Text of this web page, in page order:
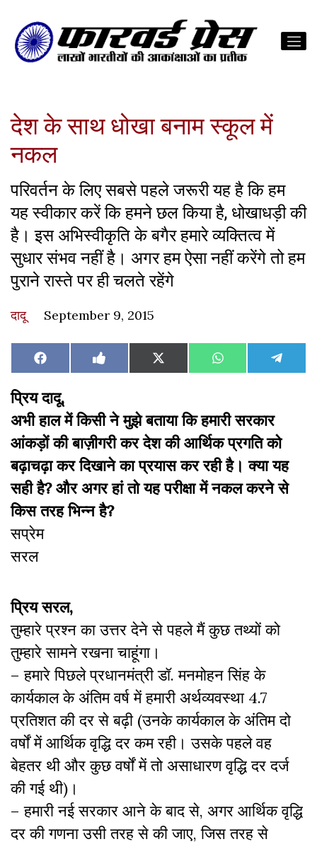
देश के साथ धोखा बनाम स्कूल में
नकल
परिवर्तन के लिए सबसे पहले जरूरी यह है कि हम
यह स्वीकार करें कि हमने छल किया है, धोखाधड़ी की
है। इस अभिस्वीकृति के बगैर हमारे व्यक्तित्व में
सुधार संभव नहीं है। अगर हम ऐसा नहीं करेंगे तो हम
पुराने रास्ते पर ही चलते रहेंगे
दादू September 9, 2015
Share
on
Facebook Share
on
Like
on
Share
on
X
(Twitter)
Share
on
WhatsAppShare
on
प्रिय दादू,
अभी हाल में किसी ने मुझे बताया कि हमारी सरकार
आंकड़ों की बाज़ीगरी कर देश की आर्थिक प्रगति को
बढ़ाचढ़ा कर दिखाने का प्रयास कर रही है। क्या यह
सही है? और अगर हां तो यह परीक्षा में नकल करने से
किस तरह भिन्न है?
सप्रेम
सरल
प्रिय सरल,
तुम्हारे प्रश्न का उत्तर देने से पहले मैं कुछ तथ्यों को
तुम्हारे सामने रखना चाहूंगा।
– हमारे पिछले प्रधानमंत्री डॉ. मनमोहन सिंह के
कार्यकाल के अंतिम वर्ष में हमारी अर्थव्यवस्था 4.7
प्रतिशत की दर से बढ़ी (उनके कार्यकाल के अंतिम दो
वर्षों में आर्थिक वृद्धि दर कम रही। उसके पहले वह
बेहतर थी और कुछ वर्षों में तो असाधारण वृद्धि दर दर्ज
की गई थी)।
– हमारी नई सरकार आने के बाद से, अगर आर्थिक वृद्धि
दर की गणना उसी तरह से की जाए, जिस तरह से